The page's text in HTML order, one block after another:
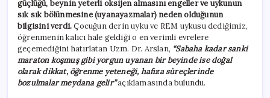
güçlüğü, beynin yeterli oksijen almasını engeller ve uykunun
sık sık bölünmesine (uyanayazmalar) neden olduğunun
bilgisini verdi.Çocuğun derin uyku ve REM uykusu dediğimiz,
öğrenmenin kalıcı hale geldiği o en verimli evrelere
geçemediğini hatırlatan Uzm. Dr. Arslan, “Sabaha kadar sanki
maraton koşmuş gibi yorgun uyanan bir beyinde ise doğal
olarak dikkat, öğrenme yeteneği, hafıza süreçlerinde
bozulmalar meydana gelir”açıklamasında bulundu.